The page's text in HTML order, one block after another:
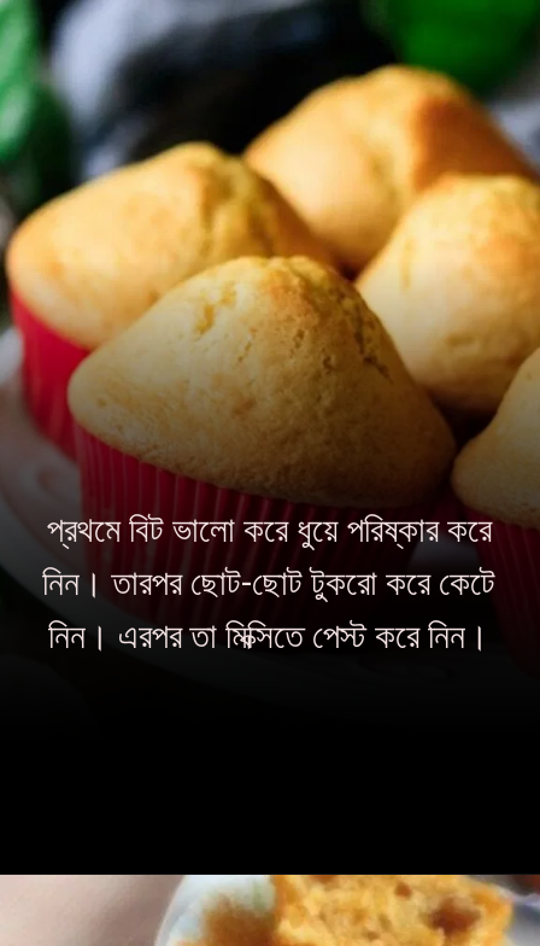
প্রথমে বিট ভালো করে ধুয়ে পরিষ্কার করে
নিন। তারপর ছোট-ছোট টুকরো করে কেটে
নিন। এরপর তা মিক্সিতে পেস্ট করে নিন।